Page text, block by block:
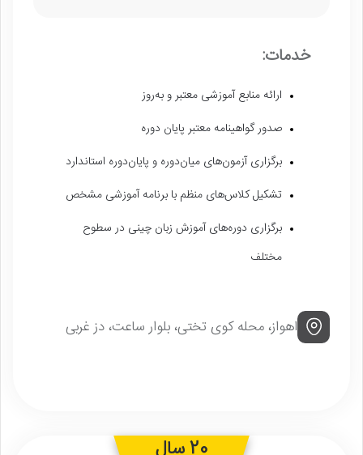
خدمات:
ارائه منابع آموزشی معتبر و به‌روز
صدور گواهینامه معتبر پایان دوره
برگزاری آزمون‌های میان‌دوره و پایان‌دوره استاندارد
تشکیل کلاس‌های منظم با برنامه آموزشی مشخص
برگزاری دوره‌های آموزش زبان چینی در سطوح
مختلف
اهواز، محله کوی تختی، بلوار ساعت، دز غربی
20 سال